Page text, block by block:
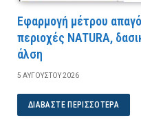
Εφαρμογή μέτρου
περιοχές NATURA,
άλση
5 ΑΥΓΟΎΣΤΟΥ 2026
ΔΙΑΒΆΣΤΕ ΠΕΡΙΣΣΌΤΕΡΑ